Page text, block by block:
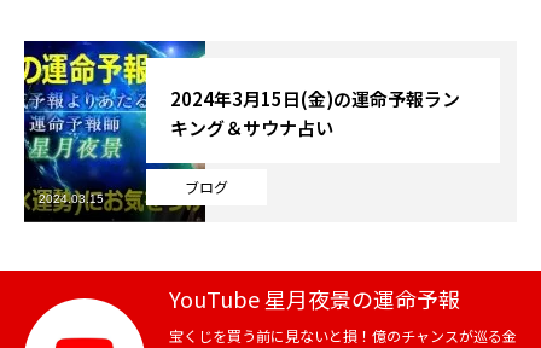
記事カテゴリー
ブログ
お知らせ
芸能界
テニス
スポーツ
ブログ
2024年3月15日(金)の運命予報ラン
キング＆サウナ占い
2024.03.15
YouTube 星月夜景の運命予報
宝くじを買う前に見ないと損！億のチャンスが巡る金